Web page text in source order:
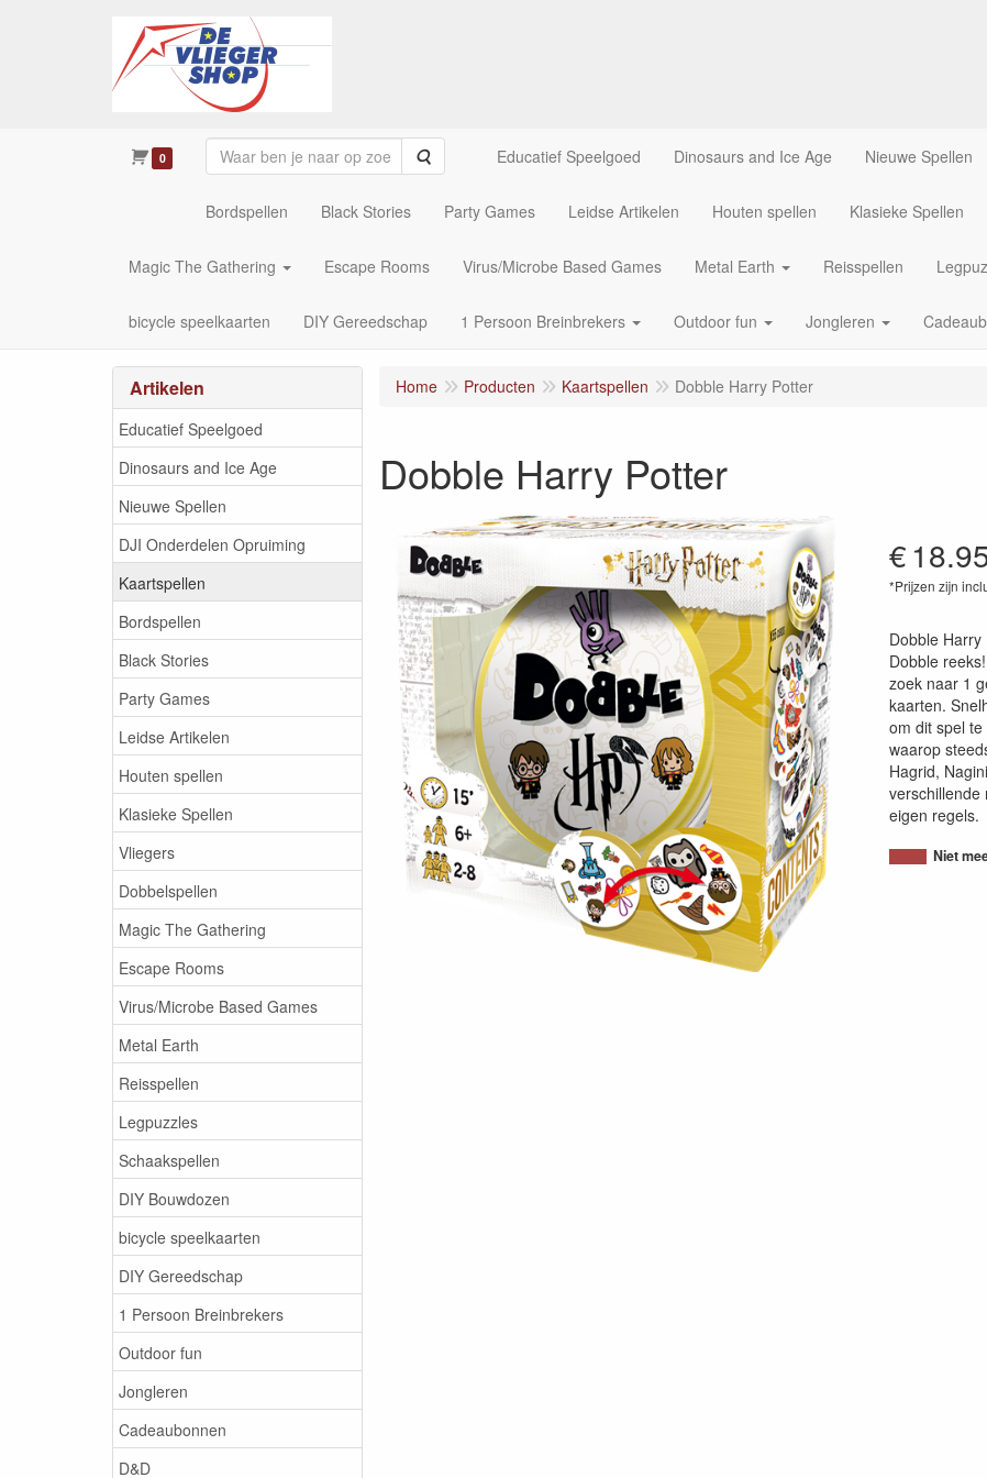
0 Zoeken Educatief Speelgoed Dinosaurs and Ice Age Nieuwe Spellen
Bordspellen Black Stories Party Games Leidse Artikelen Houten spellen Klasieke Spellen
Magic The Gathering Escape Rooms Virus/Microbe Based Games Metal Earth Reisspellen
bicycle speelkaarten DIY Gereedschap 1 Persoon Breinbrekers Outdoor fun Jongleren
Artikelen
Educatief Speelgoed
Dinosaurs and Ice Age
Nieuwe Spellen
DJI Onderdelen Opruiming
Kaartspellen
Bordspellen
Black Stories
Party Games
Leidse Artikelen
Houten spellen
Klasieke Spellen
Vliegers
Dobbelspellen
Magic The Gathering
Escape Rooms
Virus/Microbe Based Games
Metal Earth
Reisspellen
Legpuzzles
Schaakspellen
DIY Bouwdozen
bicycle speelkaarten
DIY Gereedschap
1 Persoon Breinbrekers
Outdoor fun
Jongleren
Cadeaubonnen
D&D
Home Producten Kaartspellen Dobble Harry Potter
Dobble Harry Potter
€
*Prijzen zijn
Dobble
Dobble
zoek naar 1
kaarten.
om dit spel
waarop
Hagrid,
verschillende
eigen regels.
Niet